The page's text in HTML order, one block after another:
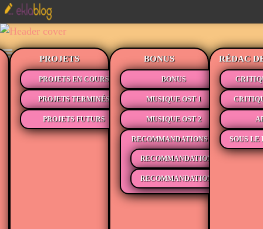
PROJETS
PROJETS EN COURS
PROJETS TERMINÉS
PROJETS FUTURS
BONUS
BONUS
MUSIQUE OST 1
MUSIQUE OST 2
RECOMMANDATIONS
RECOMMANDATIONS MÉDIAS
RECOMMANDATIONS LECTURE
RÉDAC
SOUS